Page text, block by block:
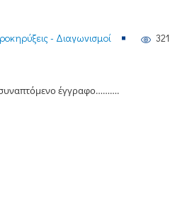
- Διαγωνισμοί 321
έγγραφο……….